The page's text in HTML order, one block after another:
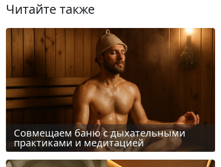
Читайте также
Совмещаем баню с дыхательными
практиками и медитацией